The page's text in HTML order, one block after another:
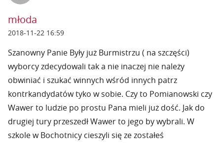
młoda
2018-11-22 16:59
Szanowny Panie Były już Burmistrzu ( na szczęści)
wyborcy zdecydowali tak a nie inaczej nie należy
obwiniać i szukać winnych wśród innych patrz
kontrkandydatów tyko w sobie. Czy to Pomianowski czy
Wawer to ludzie po prostu Pana mieli już dość. Jak do
drugiej tury przeszedł Wawer to jego by wybrali. W
szkole w Bochotnicy cieszyli się ze zostałeś